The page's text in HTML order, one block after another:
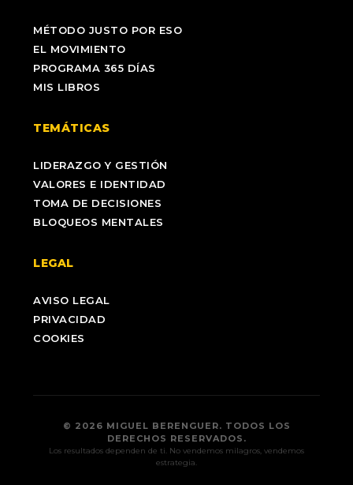
MÉTODO JUSTO POR ESO
EL MOVIMIENTO
PROGRAMA 365 DÍAS
MIS LIBROS
TEMÁTICAS
LIDERAZGO Y GESTIÓN
VALORES E IDENTIDAD
TOMA DE DECISIONES
BLOQUEOS MENTALES
LEGAL
AVISO LEGAL
PRIVACIDAD
COOKIES
© 2026 MIGUEL BERENGUER. TODOS LOS
DERECHOS RESERVADOS.
Los resultados dependen de ti. No vendemos milagros, vendemos
estrategia.